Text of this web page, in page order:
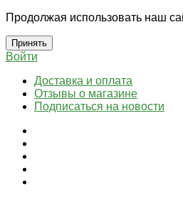
Продолжая использовать наш
Принять
Войти
Доставка и оплата
Отзывы о магазине
Подписаться на новости